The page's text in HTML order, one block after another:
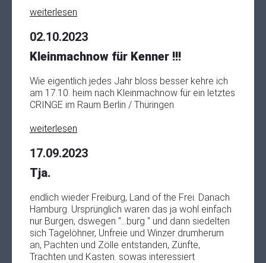
weiterlesen
02.10.2023
Kleinmachnow für Kenner !!!
Wie eigentlich jedes Jahr bloss besser kehre ich
am 17.10. heim nach Kleinmachnow für ein letztes
CRINGE im Raum Berlin / Thüringen
weiterlesen
17.09.2023
Tja.
endlich wieder Freiburg, Land of the Frei. Danach
Hamburg. Ursprünglich waren das ja wohl einfach
nur Burgen, dswegen "...burg " und dann siedelten
sich Tagelöhner, Unfreie und Winzer drumherum
an, Pachten und Zölle entstanden, Zünfte,
Trachten und Kasten. sowas interessiert